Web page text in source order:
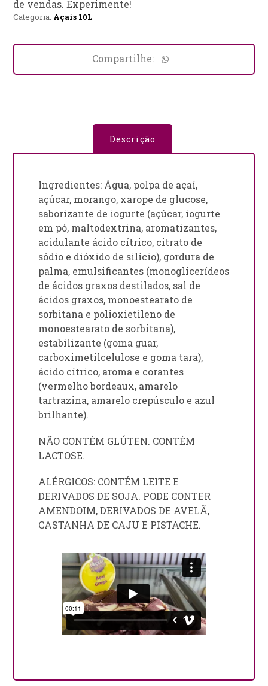
de vendas. Experimente!
Categoria: Açaís 10L
Descrição
Ingredientes: Água, polpa de açaí,
açúcar, morango, xarope de glucose,
saborizante de iogurte (açúcar, iogurte
em pó, maltodextrina, aromatizantes,
acidulante ácido cítrico, citrato de
sódio e dióxido de silício), gordura de
palma, emulsificantes (monoglicerídeos
de ácidos graxos destilados, sal de
ácidos graxos, monoestearato de
sorbitana e polioxietileno de
monoestearato de sorbitana),
estabilizante (goma guar,
carboximetilcelulose e goma tara),
ácido cítrico, aroma e corantes
(vermelho bordeaux, amarelo
tartrazina, amarelo crepúsculo e azul
brilhante).
NÃO CONTÉM GLÚTEN. CONTÉM
LACTOSE.
ALÉRGICOS: CONTÉM LEITE E
DERIVADOS DE SOJA. PODE CONTER
AMENDOIM, DERIVADOS DE AVELÃ,
CASTANHA DE CAJU E PISTACHE.